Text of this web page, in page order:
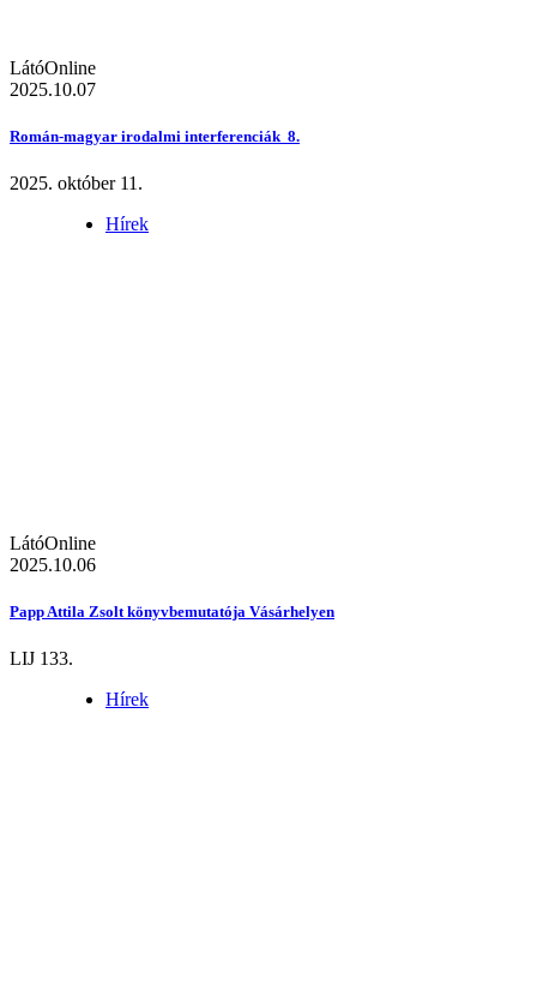
LátóOnline
2025.10.07
Román-magyar irodalmi interferenciák 8.
2025. október 11.
Hírek
LátóOnline
2025.10.06
Papp Attila Zsolt könyvbemutatója Vásárhelyen
LIJ 133.
Hírek